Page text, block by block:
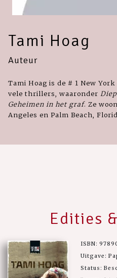
Tami Hoag
Auteur
Tami Hoag is de # 1 New
vele thrillers, waaronder
Geheimen in het graf. Ze
Angeles en Palm Beach,
Edities
ISBN:
Uitgave:
Status: